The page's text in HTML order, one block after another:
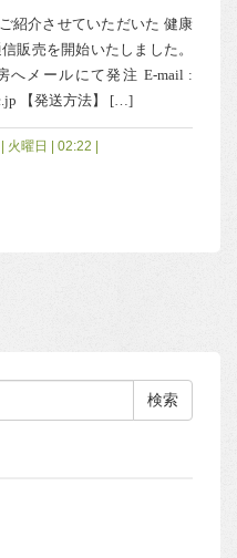
紹介させていただいた 健康
販売を開始いたしました。
へメールにて発注 E-mail :
【発送方法】 […]
火曜日 | 02:22 |